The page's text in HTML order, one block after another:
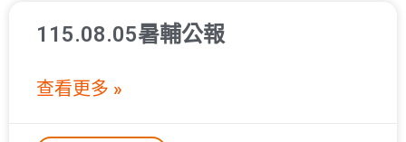
115.08.05暑輔公報
查看更多 »